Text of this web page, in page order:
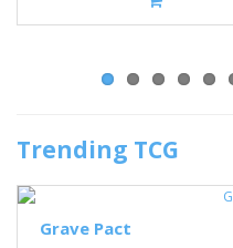
Trending TCG
Grave Pact